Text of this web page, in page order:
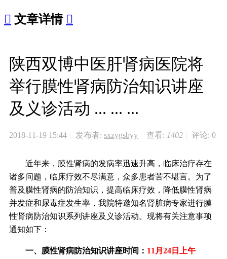
 文章详情 
陕西双博中医肝肾病医院将
举行膜性肾病防治知识讲座
及义诊活动 ... ... ...
2018-11-19 15:44 | 发布者: sxzygsbyy | 查看: 1402 | 评论: 0
近年来，膜性肾病的发病率迅速升高，临床治疗存在
诸多问题，临床疗效不尽满意，众多患者苦不堪言。为了
普及膜性肾病的防治知识，提高临床疗效，降低膜性肾病
并发症和尿毒症发生率，我院特邀知名肾脏病专家进行膜
性肾病防治知识系列讲座及义诊活动。现将有关注意事项
通知如下：
一、膜性肾病防治知识讲座时间： 11月24日上午